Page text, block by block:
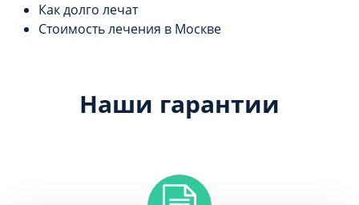
Как долго лечат
Стоимость лечения в Москве
Наши гарантии